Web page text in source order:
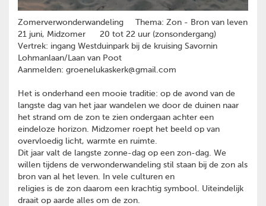
Zomerverwonderwandeling Thema: Zon - Bron van leven
21 juni, Midzomer 20 tot 22 uur (zonsondergang)
Vertrek: ingang Westduinpark bij de kruising Savornin
Lohmanlaan/Laan van Poot
Aanmelden: groenelukaskerk@gmail.com
Het is onderhand een mooie traditie: op de avond van de
langste dag van het jaar wandelen we door de duinen naar
het strand om de zon te zien ondergaan achter een
eindeloze horizon. Midzomer roept het beeld op van
overvloedig licht, warmte en ruimte.
Dit jaar valt de langste zonne-dag op een zon-dag. We
willen tijdens de verwonderwandeling stil staan bij de zon als
bron van al het leven. In vele culturen en
religies is de zon daarom een krachtig symbool. Uiteindelijk
draait op aarde alles om de zon.